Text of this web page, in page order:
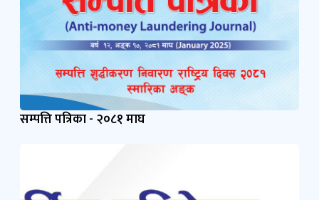
सम्पत्ति पत्रिका - २०८१ माघ